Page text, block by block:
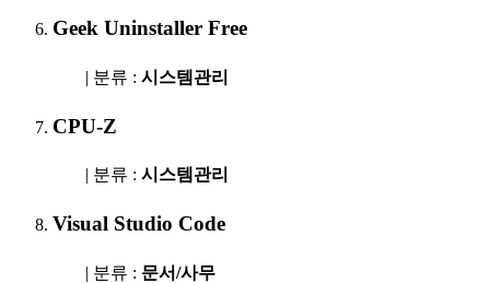
Geek Uninstaller Free
| 분류 : 시스템관리
CPU-Z
| 분류 : 시스템관리
Visual Studio Code
| 분류 : 문서/사무